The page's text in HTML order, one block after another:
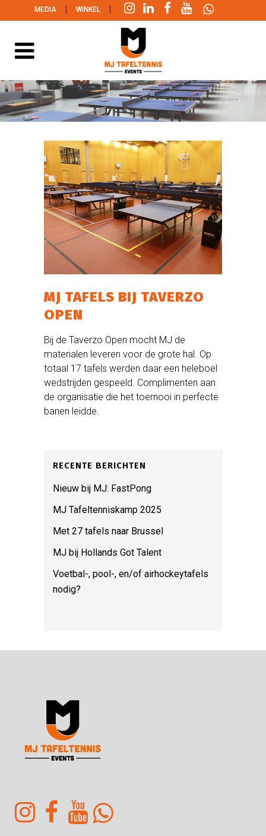
MEDIA | WINKEL |
MJ TAFELS BIJ TAVERZO
OPEN
Bij de Taverzo Open mocht MJ de
materialen leveren voor de grote hal. Op
totaal 17 tafels werden daar een heleboel
wedstrijden gespeeld. Complimenten aan
de organisatie die het toernooi in perfecte
banen leidde.
RECENTE BERICHTEN
Nieuw bij MJ: FastPong
MJ Tafeltenniskamp 2025
Met 27 tafels naar Brussel
MJ bij Hollands Got Talent
Voetbal-, pool-, en/of airhockeytafels
nodig?